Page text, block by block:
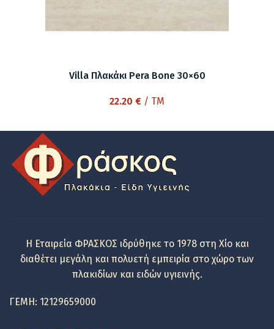
Villa Πλακάκι Pera Bone 30×60
22.20 € / TM
Η Εταιρεία ΦΡΑΣΚΟΣ ιδρύθηκε το 1978 στη Χίο και
διαθέτει μεγάλη και πολυετή εμπειρία στο χώρο των
πλακιδίων και ειδών υγιεινής.
ΓΕΜΗ: 12129659000